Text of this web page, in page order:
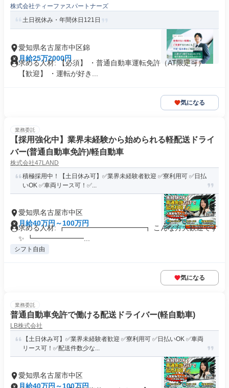
株式会社ティーファスパートナーズ
土日祝休み・年間休日121日
愛知県名古屋市中区錦
月給25万2000円
求める人材: 【必須】 ・普通自動車運転免許（AT限定可）
【歓迎】 ・運転が好き...
気になる
業務委託
【採用強化中】業界未経験から始められる軽配送ドライ
バー(普通自動車免許)/軽自動車
株式会社47LAND
積極採用中！【土日休み可】✅業界未経験者歓迎 ✅寮利用可 ✅日払
いOK ✅車両リース可！✅...
愛知県名古屋市中区
月給40万円～100万円
求める人材: ┏━━━━━━━━━━━┓ こんな方大歓迎です
✨ ┗━━━━━━━...
シフト自由
気になる
業務委託
普通自動車免許で働ける配送ドライバー(軽自動車)
LB株式会社
【土日休み可】✅業界未経験者歓迎 ✅寮利用可 ✅日払いOK ✅車両
リース可！✅配送件数少な...
愛知県名古屋市中区
月給40万円～100万円